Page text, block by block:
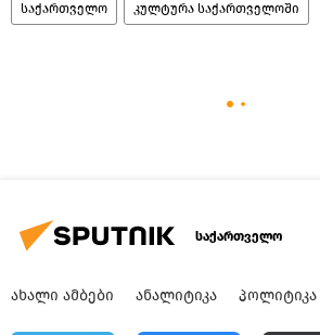
საქართველო კულტურა საქართველოში
საქართველო
ᲐᲮᲐᲚᲘ ᲐᲛᲑᲔᲑᲘ ᲐᲜᲐᲚᲘᲢᲘᲙᲐ ᲞᲝᲚᲘᲢᲘᲙᲐ